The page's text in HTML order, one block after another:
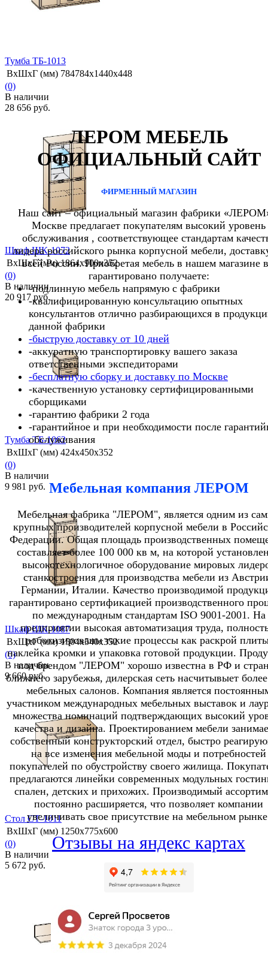
сравнить
Тумба ТБ-1013
ВхШхГ (мм) 784784х1440х448
(0)
В наличии
28 656 руб.
избранное сравнить
Шкаф ШК-1072
ВхШхГ (мм) 1864х900х352
(0)
В наличии
20 917 руб.
избранное сравнить
Тумба ТБ-1062
ВхШхГ (мм) 424х450х352
(0)
В наличии
9 981 руб.
избранное сравнить
Шкаф ШК-1087
ВхШхГ (мм) 1504х540х352
(0)
В наличии
9 660 руб.
сравнить
Стол СТ-1011
ВхШхГ (мм) 1250х775х600
(0)
В наличии
5 672 руб.
ЛЕРОМ МЕБЕЛЬ
ОФИЦИАЛЬНЫЙ САЙТ
ФИРМЕННЫЙ МАГАЗИН
Наш сайт – официальный магазин фабрики
Москве предлагает покупателям высокий уровень
обслуживания , соответствующее стандартам
лидера российского рынка корпусной мебели,
всей России. Приобретая мебель в нашем магазине
гарантировано получаете:
-подлинную мебель напрямую с фабрики
-квалифицированную консультацию опытных
консультантов отлично разбирающихся в
данной фабрики
-быструю доставку от 10 дней
-аккуратную транспортировку вашего заказа
ответственными экспедиторами
-бесплатную сборку и доставку по Москве
-качественную установку сертифицированными
сборщиками
-гарантию фабрики 2 года
-гарантийное и при необходимости после
обслуживания
Мебельная компания ЛЕРОМ
Мебельная фабрика "ЛЕРОМ", является одним из
крупных производителей корпусной мебели в
Федерации. Общая площадь производственных
составляет более 100 000 кв м, на которой
высокотехнологичное оборудование мировых
станкостроения для производства мебели из
Германии, Италии. Качество производимой
гарантировано сертификацией производственного
по международным стандартам ISO 9001-2001. На
предприятии высокая автоматизация труда,
роботизированы такие процессы как раскрой
наклейка кромки и упаковка готовой продукции.
под брендом "ЛЕРОМ" хорошо известна в РФ и
ближнего зарубежья, дилерская сеть насчитывыет
мебельных салонов. Компания является
участником международных мебельных выставок и
множества номинаций подтверждающих высокий
качества и дизайна. Проектированием мебели
собственный конструкторский отдел, быстро
на все изменения мебельной моды и потребностей
покупателей по обустройству своего жилища.
предлагаются линейки современных модульных
спален, детских и прихожих. Производимый
постоянно расширяется, что позволяет компании
увеличивать свое присутствие на мебельном
Отзывы на яндекс картах